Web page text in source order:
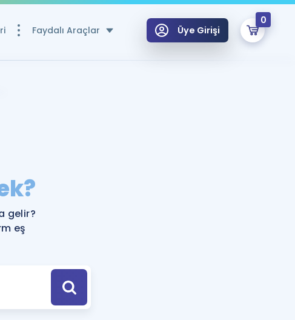
Faydalı Araçlar
Puan Hesaplama Aracı
Hazırlananlar için Öneriler
Özel Fırsatlar
Üye Girişi
0
Remzi Hoca ile seni sınava hazırlayacak onlarca eğitim seni bekliyor!
gelir?
eş